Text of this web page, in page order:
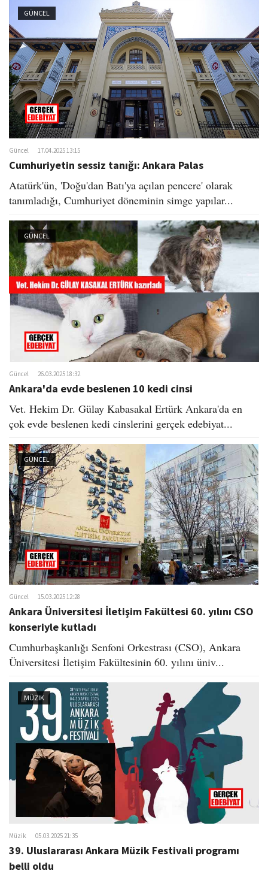
GÜNCEL
Güncel 17.04.2025 13:15
Cumhuriyetin sessiz tanığı: Ankara Palas
Atatürk'ün, 'Doğu'dan Batı'ya açılan pencere' olarak
tanımladığı, Cumhuriyet döneminin simge yapılar...
GÜNCEL
Güncel 26.03.2025 18:32
Ankara'da evde beslenen 10 kedi cinsi
Vet. Hekim Dr. Gülay Kabasakal Ertürk Ankara'da en
çok evde beslenen kedi cinslerini gerçek edebiyat...
GÜNCEL
Güncel 15.03.2025 12:28
Ankara Üniversitesi İletişim Fakültesi 60. yılını CSO
konseriyle kutladı
Cumhurbaşkanlığı Senfoni Orkestrası (CSO), Ankara
Üniversitesi İletişim Fakültesinin 60. yılını üniv...
MÜZIK
Müzik 05.03.2025 21:35
39. Uluslararası Ankara Müzik Festivali programı
belli oldu